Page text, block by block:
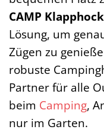
CAMP
Lösung, um
Zügen zu
robuste
Partner für alle
beim Camping,
nur im Garten.